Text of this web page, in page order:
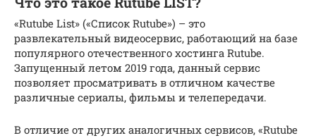
«Rutube List» («Список Rutube») – это
развлекательный видеосервис, работающий на базе
популярного отечественного хостинга Rutube.
Запущенный летом 2019 года, данный сервис
позволяет просматривать в отличном качестве
различные сериалы, фильмы и телепередачи.
В отличие от других аналогичных сервисов, «Rutube